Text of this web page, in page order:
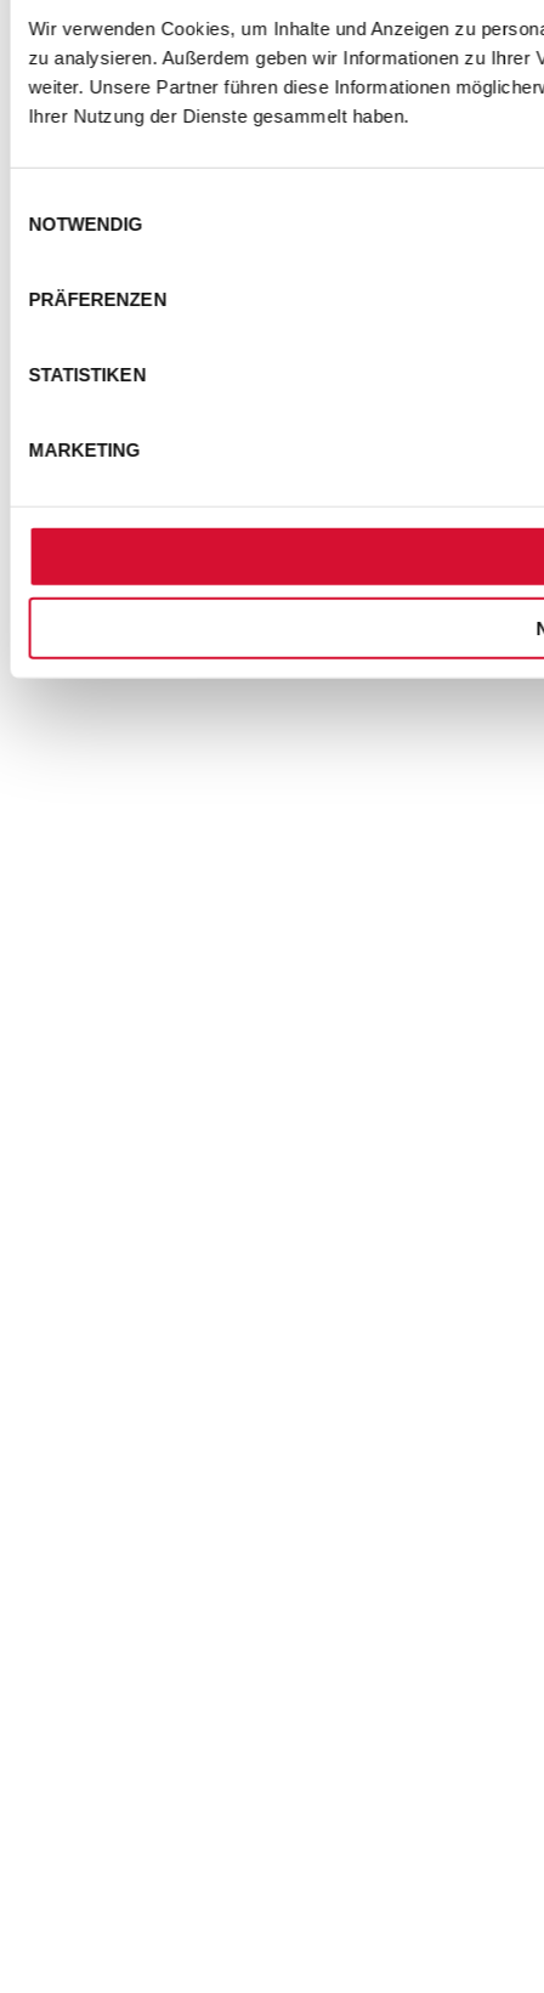
Wir verwenden Cookies, um Inhalte und Anzeigen zu
zu analysieren. Außerdem geben wir Informationen zu
weiter. Unsere Partner führen diese Informationen
Ihrer Nutzung der Dienste gesammelt haben.
NOTWENDIG
PRÄFERENZEN
STATISTIKEN
MARKETING